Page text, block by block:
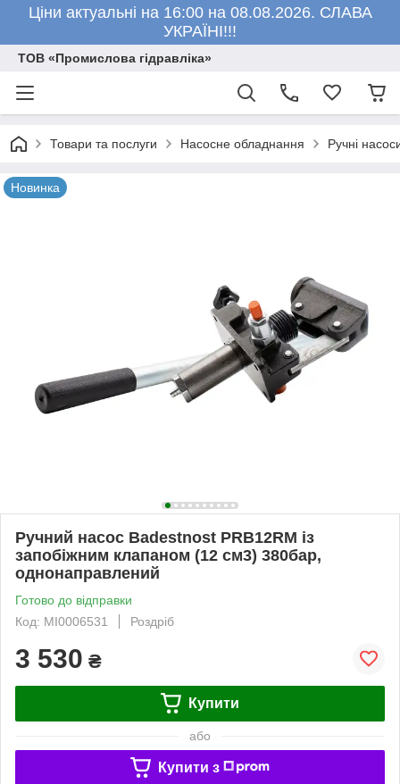
Ціни актуальні на 16:00 на 08.08.2026. СЛАВА
УКРАЇНІ!!!
ТОВ «Промислова гідравліка»
Товари та послуги Насосне обладнання Ручні
Новинка
Ручний насос Badestnost PRB12RM із
запобіжним клапаном (12 см3) 380бар,
однонаправлений
Готово до відправки
Код: MI0006531
Роздріб
3 530 ₴
Купити
або
Купити з